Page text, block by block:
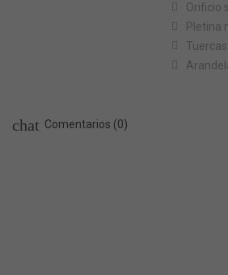
Orificio
Pletina
chat Comentarios (0)